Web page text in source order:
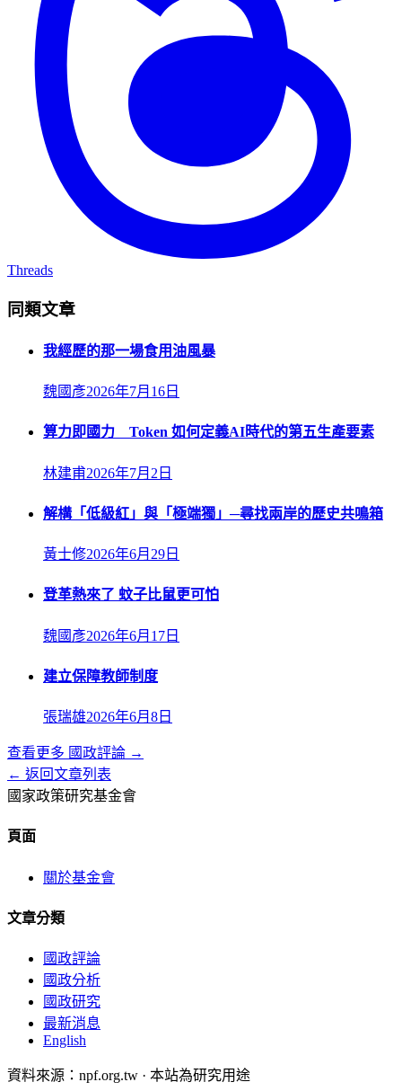
Threads
同類文章
我經歷的那一場食用油風暴
魏國彥2026年7月16日
算力即國力 Token 如何定義AI時代的第五生產要素
林建甫2026年7月2日
解構「低級紅」與「極端獨」─尋找兩岸的歷史共鳴箱
黃士修2026年6月29日
登革熱來了 蚊子比鼠更可怕
魏國彥2026年6月17日
建立保障教師制度
張瑞雄2026年6月8日
查看更多 國政評論 →
← 返回文章列表
國家政策研究基金會
頁面
關於基金會
文章分類
國政評論
國政分析
國政研究
最新消息
English
資料來源：npf.org.tw · 本站為研究用途